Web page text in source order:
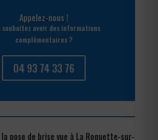
Appelez-nous !
souhaitez avoir des informations
complémentaires ?
04 93 74 33 76
pose de brise vue à La Roquette-sur-